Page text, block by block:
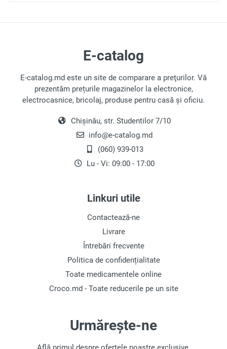
E-catalog
E-catalog.md este un site de comparare a preţurilor. Vă
prezentăm prețurile magazinelor la electronice,
electrocasnice, bricolaj, produse pentru casă și oficiu.
Chișinău, str. Studentilor 7/10
info@e-catalog.md
(060) 939-013
Lu - Vi: 09:00 - 17:00
Linkuri utile
Contactează-ne
Livrare
Întrebări frecvente
Politica de confidențialitate
Toate medicamentele online
Croco.md - Toate reducerile pe un site
Urmărește-ne